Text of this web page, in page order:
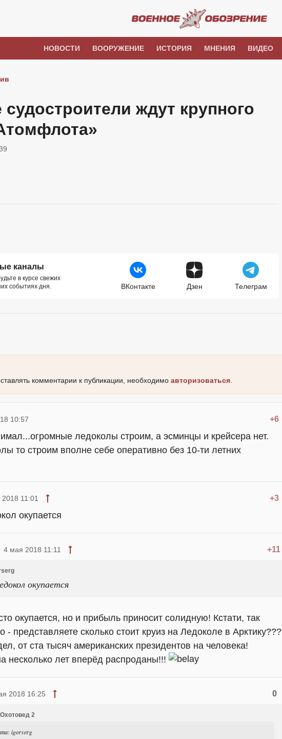
НОВОСТИ ВООРУЖЕНИЕ ИСТОРИЯ МНЕНИЯ ВИДЕО
судостроители ждут крупного
каналы
в курсе свежих
событиях дня.
ВКонтакте Дзен Телеграм
комментарии к публикации, необходимо авторизоваться
+6
10:57
ледоколы строим, а эсминцы и крейсера нет.
то строим вполне себе оперативно без 10-ти летних
+3
11:01
окупается
+11
4 мая 2018 11:11
окупается
окупается, но и прибыль приносит солидную! Кстати, так
- представляете сколько стоит круиз на Ледоколе в Арктику???
от ста тысяч американских президентов на человека!
несколько лет вперёд распроданы!!!
0
2018 16:25
2
igorserg